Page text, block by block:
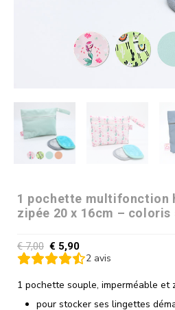
1 pochette multifonction
zipée 20 x 16cm – coloris
€7,00 € 5,90
2 avis
1 pochette souple, imperméable et
pour stocker ses lingettes